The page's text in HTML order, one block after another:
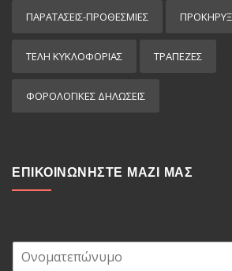
ΠΑΡΑΤΑΣΕΙΣ-ΠΡΟΘΕΣΜΙΕΣ
ΤΕΛΗ ΚΥΚΛΟΦΟΡΙΑΣ ΤΡΑΠΕΖΕΣ
ΦΟΡΟΛΟΓΙΚΕΣ ΔΗΛΩΣΕΙΣ
ΕΠΙΚΟΙΝΩΝΗΣΤΕ ΜΑΖΙ ΜΑΣ